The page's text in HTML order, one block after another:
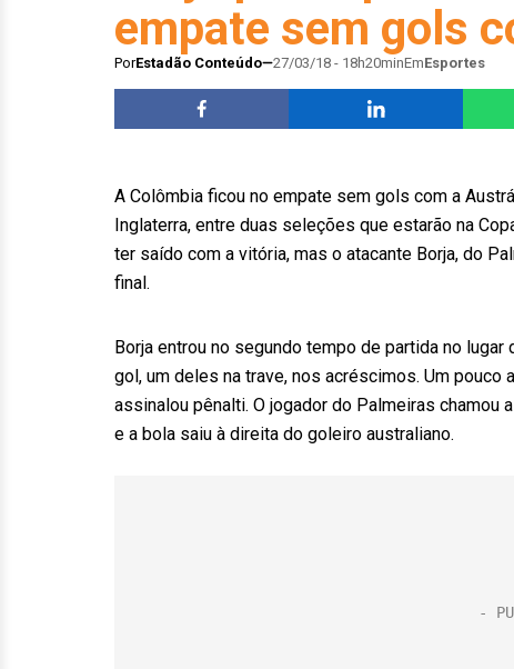
empate sem gols
PorEstadão Conteúdo 27/03/18 - 18h20minEmEsportes
A Colômbia ficou no empate sem gols com a
Inglaterra, entre duas seleções que estarão na
ter saído com a vitória, mas o atacante Borja, do
final.
Borja entrou no segundo tempo de partida no
gol, um deles na trave, nos acréscimos. Um
assinalou pênalti. O jogador do Palmeiras chamou
e a bola saiu à direita do goleiro australiano.